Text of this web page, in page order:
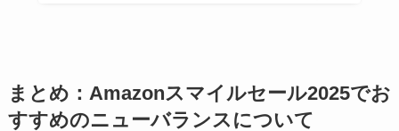
まとめ：Amazonスマイルセール2025でお
すすめのニューバランスについて